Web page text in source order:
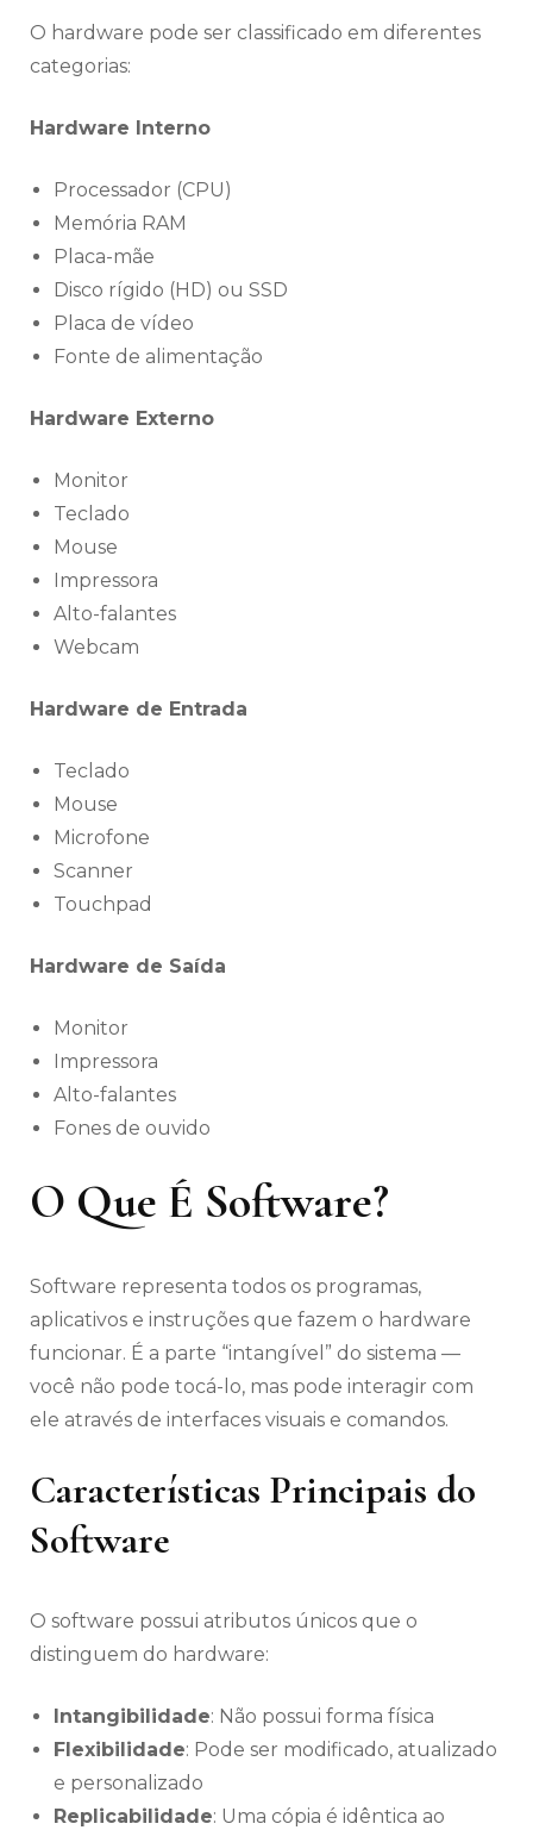
O hardware pode ser classificado em diferentes
categorias:
Hardware Interno
Processador (CPU)
Memória RAM
Placa-mãe
Disco rígido (HD) ou SSD
Placa de vídeo
Fonte de alimentação
Hardware Externo
Monitor
Teclado
Mouse
Impressora
Alto-falantes
Webcam
Hardware de Entrada
Teclado
Mouse
Microfone
Scanner
Touchpad
Hardware de Saída
Monitor
Impressora
Alto-falantes
Fones de ouvido
O Que É Software?
Software representa todos os programas,
aplicativos e instruções que fazem o hardware
funcionar. É a parte “intangível” do sistema —
você não pode tocá-lo, mas pode interagir com
ele através de interfaces visuais e comandos.
Características Principais do
Software
O software possui atributos únicos que o
distinguem do hardware:
Intangibilidade: Não possui forma física
Flexibilidade: Pode ser modificado, atualizado
e personalizado
Replicabilidade: Uma cópia é idêntica ao